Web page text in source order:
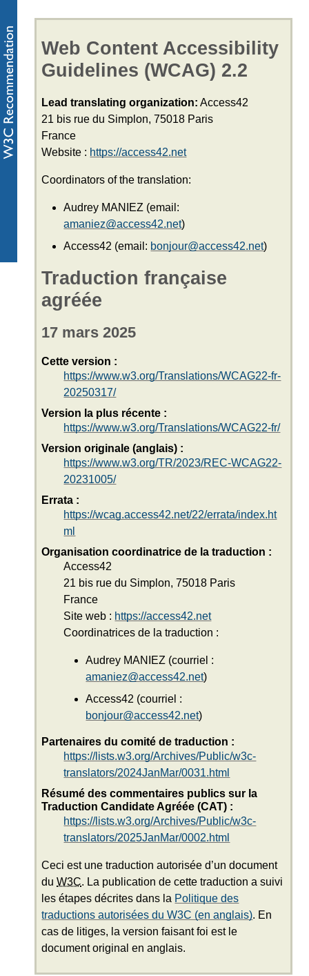
Web Content Accessibility
Guidelines (WCAG) 2.2
Lead translating organization: Access42
21 bis rue du Simplon, 75018 Paris
France
Website : https://access42.net
Coordinators of the translation:
Audrey MANIEZ (email :
amaniez@access42.net)
Access42 (email : bonjour@access42.net)
Traduction française
agréée
17 mars 2025
Cette version :
https://www.w3.org/Translations/WCAG22-fr-
20250317/
Version la plus récente :
https://www.w3.org/Translations/WCAG22-fr/
Version originale (anglais) :
https://www.w3.org/TR/2023/REC-WCAG22-
20231005/
Errata :
https://wcag.access42.net/22/errata/index.ht
ml
Organisation coordinatrice de la traduction :
Access42
21 bis rue du Simplon, 75018 Paris
France
Site web : https://access42.net
Coordinatrices de la traduction :
Audrey MANIEZ (courriel :
amaniez@access42.net)
Access42 (courriel :
bonjour@access42.net)
Partenaires du comité de traduction :
https://lists.w3.org/Archives/Public/w3c-
translators/2024JanMar/0031.html
Résumé des commentaires publics sur la
Traduction Candidate Agréée (CAT) :
https://lists.w3.org/Archives/Public/w3c-
translators/2025JanMar/0002.html
Ceci est une traduction autorisée d’un document
duW3C. La publication de cette traduction a suivi
les étapes décrites dans la Politique des
traductions autorisées du W3C (en anglais). En
cas de litiges, la version faisant foi est le
document original en anglais.